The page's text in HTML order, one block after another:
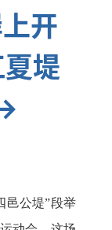
开
堤
邑公堤”段举